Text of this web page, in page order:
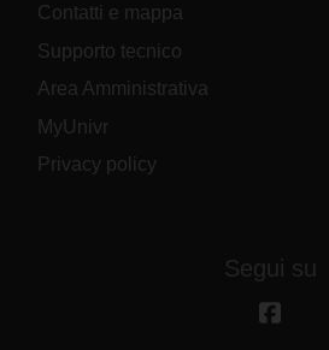
Contatti e mappa
Supporto tecnico
Area Amministrativa
MyUnivr
Privacy policy
Segui su